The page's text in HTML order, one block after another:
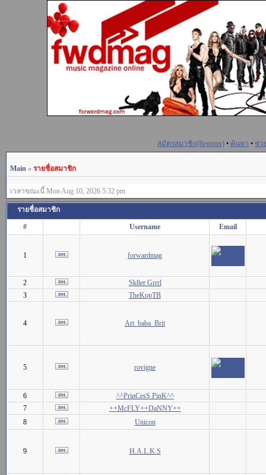
สมัครสมาชิก(Register) • ค้นหา • ช่ว
Main » รายชื่อสมาชิก
เวลาขณะนี้ Mon Aug 10, 2026 5:32 pm
รายชื่อสมาชิก
# Username Email
1 forwardmag
2
Sk8er Grrrl
3
TheKopTB
4 Art_baba_Brit
5 rovigne
6
^^PrinCesS PinK^^
7
++McFLY++DaNNY++
8
Unicon
9 H.A.L.K.S